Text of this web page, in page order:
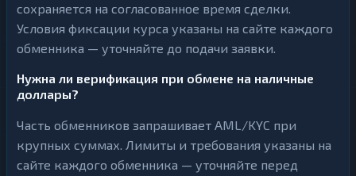
сохраняется на согласованное время сделки.
Условия фиксации курса указаны на сайте каждого
обменника — уточняйте до подачи заявки.
Нужна ли верификация при обмене на наличные
доллары?
Часть обменников запрашивает AML/KYC при
крупных суммах. Лимиты и требования указаны на
сайте каждого обменника — уточняйте перед